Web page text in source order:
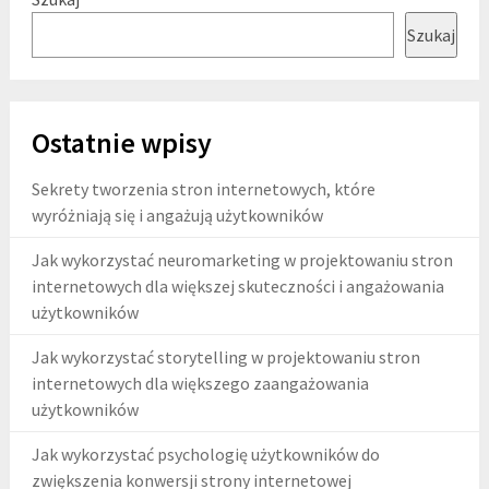
Szukaj
Ostatnie wpisy
Sekrety tworzenia stron internetowych, które
wyróżniają się i angażują użytkowników
Jak wykorzystać neuromarketing w projektowaniu stron
internetowych dla większej skuteczności i angażowania
użytkowników
Jak wykorzystać storytelling w projektowaniu stron
internetowych dla większego zaangażowania
użytkowników
Jak wykorzystać psychologię użytkowników do
zwiększenia konwersji strony internetowej